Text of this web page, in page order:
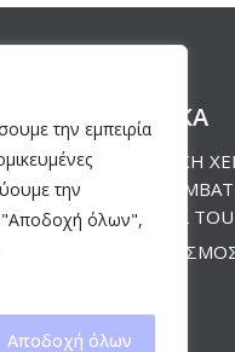
την εμπειρία
την
"Αποδοχή όλων",
Αποδοχή όλων
ΣΧΕΤΙΚΑ
ΠΛΑΣΤΙΚΗ
ΜΗ
MEDICAL